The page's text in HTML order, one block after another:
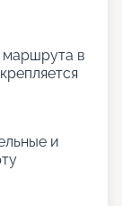
в
и